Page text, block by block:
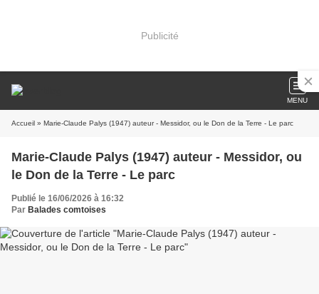
Publicité
MENU
Accueil » Marie-Claude Palys (1947) auteur - Messidor, ou le Don de la Terre - Le parc
Marie-Claude Palys (1947) auteur - Messidor, ou
le Don de la Terre - Le parc
Publié le 16/06/2026 à 16:32
Par Balades comtoises